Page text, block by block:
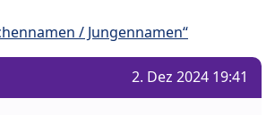
/ Jungennamen“
2. Dez 2024 19:41